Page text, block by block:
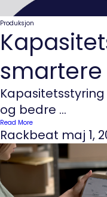
Produksjon
og bedre ...
Read More
Rackbeat maj 1,